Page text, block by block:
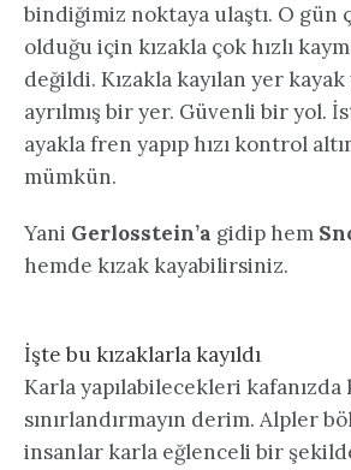
bindiğimiz noktaya ulaştı. O gün
olduğu için kızakla çok hızlı
değildi. Kızakla kayılan yer
ayrılmış bir yer. Güvenli bir yol.
ayakla fren yapıp hızı kontrol
mümkün.
Yani Gerlosstein’a gidip hem
hemde kızak kayabilirsiniz.
İşte bu kızaklarla kayıldı
Karla yapılabilecekleri kafanızda
sınırlandırmayın derim. Alpler
insanlar karla eğlenceli bir